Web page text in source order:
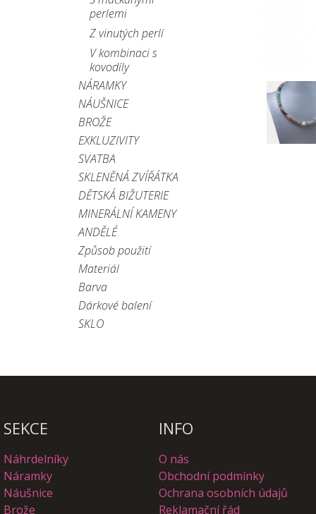
perlemi
Z vinutých perlí
V kombinaci s
kovodíly
NÁRAMKY
NÁUŠNICE
BROŽE
EXKLUZIVITY
SVATBA
SKLENĚNÁ ZVÍŘÁTKA
DĚTSKÁ BIŽUTERIE
MINERÁLNÍ KAMENY
ANDĚLÉ
Způsob použití
Materiál
Barva
Dárkové balení
SKLO
SEKCE INFO
Náhrdelníky
Náramky
Náušnice
Brože
O nás
Obchodní podmínky
Ochrana osobních údajů
Reklamační řád